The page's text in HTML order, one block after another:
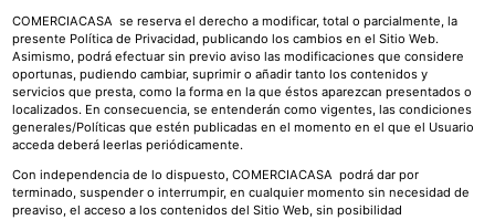
COMERCIACASA se reserva el derecho a modificar, total o parcialmente, la
presente Política de Privacidad, publicando los cambios en el Sitio Web.
Asimismo, podrá efectuar sin previo aviso las modificaciones que considere
oportunas, pudiendo cambiar, suprimir o añadir tanto los contenidos y
servicios que presta, como la forma en la que éstos aparezcan presentados o
localizados. En consecuencia, se entenderán como vigentes, las condiciones
generales/Políticas que estén publicadas en el momento en el que el Usuario
acceda deberá leerlas periódicamente.
Con independencia de lo dispuesto, COMERCIACASA podrá dar por
terminado, suspender o interrumpir, en cualquier momento sin necesidad de
preaviso, el acceso a los contenidos del Sitio Web, sin posibilidad